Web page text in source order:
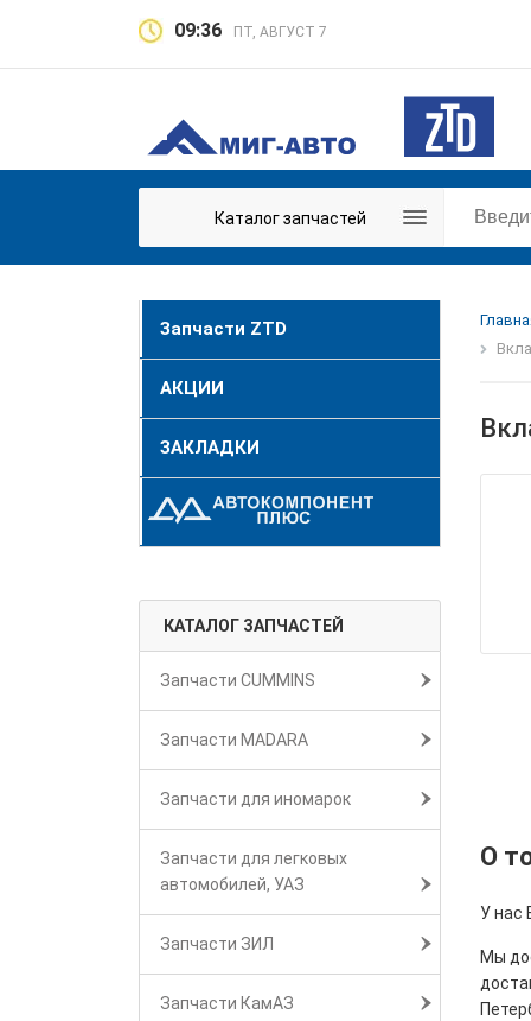
09:36 ПТ, АВГУСТ 7
Каталог запчастей
Запчасти ZTD
АКЦИИ
ЗАКЛАДКИ
КАТАЛОГ ЗАПЧАСТЕЙ
Запчасти CUMMINS
Запчасти MADARA
Запчасти для иномарок
Запчасти для легковых
автомобилей, УАЗ
Запчасти ЗИЛ
Запчасти КамАЗ
О
У нас
Мы